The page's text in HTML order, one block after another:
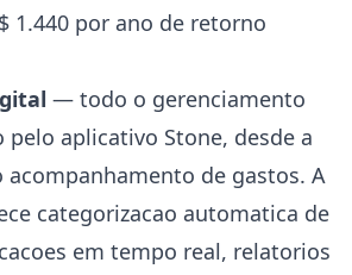
1.440 por ano de retorno
— todo o gerenciamento
aplicativo Stone, desde a
acompanhamento de gastos. A
categorizacao automatica de
em tempo real, relatorios